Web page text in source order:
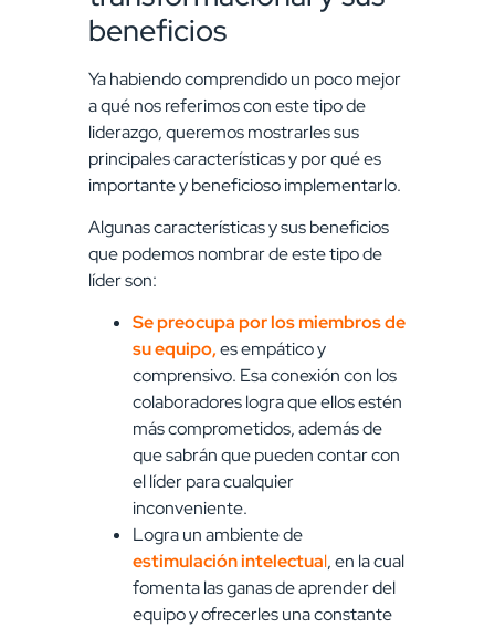
beneficios
Ya habiendo comprendido un poco mejor
a qué nos referimos con este tipo de
liderazgo, queremos mostrarles sus
principales características y por qué es
importante y beneficioso implementarlo.
Algunas características y sus beneficios
que podemos nombrar de este tipo de
líder son:
Se preocupa por los miembros de
su equipo,es empático y
comprensivo. Esa conexión con los
colaboradores logra que ellos estén
más comprometidos, además de
que sabrán que pueden contar con
el líder para cualquier
inconveniente.
Logra un ambiente de
estimulación intelectual, en la cual
fomenta las ganas de aprender del
equipo y ofrecerles una constante